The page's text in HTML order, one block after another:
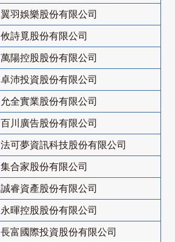
翼羽娛樂股份有限公司
攸詩覓股份有限公司
萬陽控股股份有限公司
卓沛投資股份有限公司
允全實業股份有限公司
百川廣告股份有限公司
法可夢資訊科技股份有限公司
集合家股份有限公司
誠睿資產股份有限公司
永暉控股股份有限公司
長富國際投資股份有限公司